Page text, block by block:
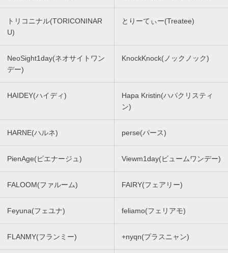
トリコニナル(TORICONINAR
U)
とりーてぃー(Treatee)
NeoSight1day(ネオサイトワン
デー)
KnockKnock(ノックノック)
HAIDEY(ハイディ)
Hapa Kristin(ハパクリスティ
ン)
HARNE(ハルネ) perse(パース)
PienAge(ピエナージュ) Viewm1day(ビュームワンデー)
FALOOM(ファルーム) FAIRY(フェアリー)
Feyuna(フェユナ) feliamo(フェリアモ)
FLANMY(フランミー) +nyqn(プラスニャン)